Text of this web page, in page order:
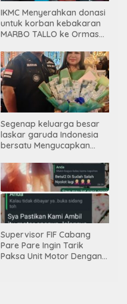
IKMC Menyerahkan donasi
untuk korban kebakaran
MARBO TALLO ke Ormas
INDONESIA BERSATU
Segenap keluarga besar
laskar garuda Indonesia
bersatu Mengucapkan
44 untuk ibu ketua umum
LGIB (Andi Sumarni).
Supervisor FIF Cabang
Pare Pare Ingin Tarik
Paksa Unit Motor Dengan